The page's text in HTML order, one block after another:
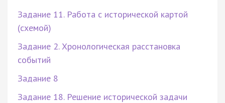
Задание 11. Работа с исторической картой
(схемой)
Задание 2. Хронологическая расстановка
событий
Задание 8
Задание 18. Решение исторической задачи